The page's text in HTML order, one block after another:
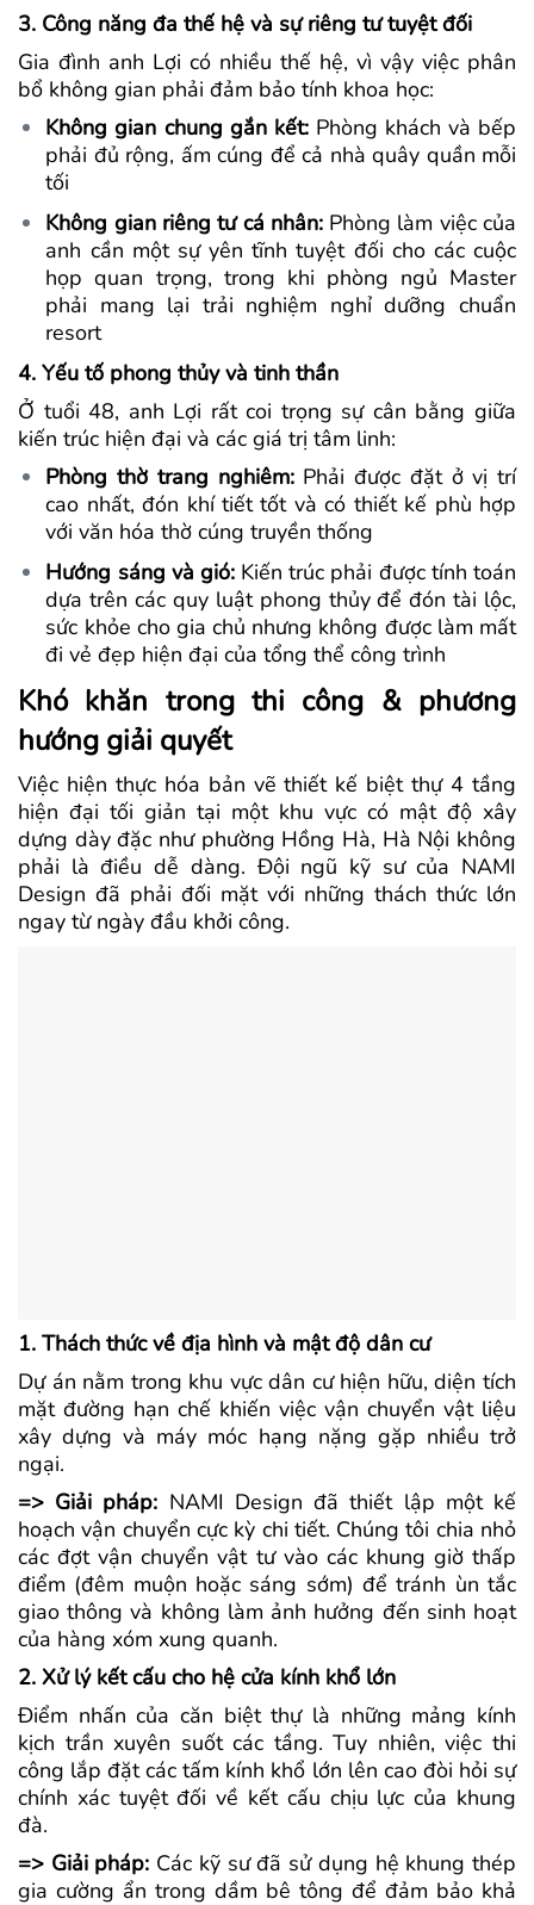
3. Công năng đa thế hệ và sự riêng tư tuyệt đối
Gia đình anh Lợi có nhiều thế hệ, vì vậy việc phân
bổ không gian phải đảm bảo tính khoa học:
Không gian chung gắn kết:Phòng khách và bếp
phải đủ rộng, ấm cúng để cả nhà quây quần mỗi
tối
Không gian riêng tư cá nhân:Phòng làm việc của
anh cần một sự yên tĩnh tuyệt đối cho các cuộc
họp quan trọng, trong khi phòng ngủ Master
phải mang lại trải nghiệm nghỉ dưỡng chuẩn
resort
4. Yếu tố phong thủy và tinh thần
Ở tuổi 48, anh Lợi rất coi trọng sự cân bằng giữa
kiến trúc hiện đại và các giá trị tâm linh:
Phòng thờ trang nghiêm:Phải được đặt ở vị trí
cao nhất, đón khí tiết tốt và có thiết kế phù hợp
với văn hóa thờ cúng truyền thống
Hướng sáng và gió:Kiến trúc phải được tính toán
dựa trên các quy luật phong thủy để đón tài lộc,
sức khỏe cho gia chủ nhưng không được làm mất
đi vẻ đẹp hiện đại của tổng thể công trình
Khó khăn trong thi công & phương
hướng giải quyết
Việc hiện thực hóa bản vẽ thiết kế biệt thự 4 tầng
hiện đại tối giản tại một khu vực có mật độ xây
dựng dày đặc như phường Hồng Hà, Hà Nội không
phải là điều dễ dàng. Đội ngũ kỹ sư của NAMI
Design đã phải đối mặt với những thách thức lớn
ngay từ ngày đầu khởi công.
1. Thách thức về địa hình và mật độ dân cư
Dự án nằm trong khu vực dân cư hiện hữu, diện tích
mặt đường hạn chế khiến việc vận chuyển vật liệu
xây dựng và máy móc hạng nặng gặp nhiều trở
ngại.
=> Giải pháp: NAMI Design đã thiết lập một kế
hoạch vận chuyển cực kỳ chi tiết. Chúng tôi chia nhỏ
các đợt vận chuyển vật tư vào các khung giờ thấp
điểm (đêm muộn hoặc sáng sớm) để tránh ùn tắc
giao thông và không làm ảnh hưởng đến sinh hoạt
của hàng xóm xung quanh.
2. Xử lý kết cấu cho hệ cửa kính khổ lớn
Điểm nhấn của căn biệt thự là những mảng kính
kịch trần xuyên suốt các tầng. Tuy nhiên, việc thi
công lắp đặt các tấm kính khổ lớn lên cao đòi hỏi sự
chính xác tuyệt đối về kết cấu chịu lực của khung
đà.
=> Giải pháp: Các kỹ sư đã sử dụng hệ khung thép
gia cường ẩn trong dầm bê tông để đảm bảo khả